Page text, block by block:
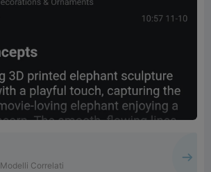
Modelli Correlati